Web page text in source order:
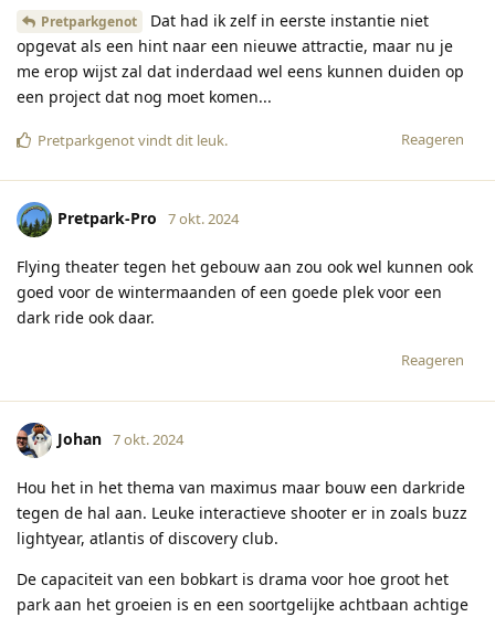
Pretparkgenot
Dat had ik zelf in eerste instantie niet
opgevat als een hint naar een nieuwe attractie, maar nu je
me erop wijst zal dat inderdaad wel eens kunnen duiden op
een project dat nog moet komen...
Reageren
Pretparkgenotvindt dit leuk.
Pretpark-Pro 7 okt. 2024
Flying theater tegen het gebouw aan zou ook wel kunnen ook
goed voor de wintermaanden of een goede plek voor een
dark ride ook daar.
Reageren
Johan 7 okt. 2024
Hou het in het thema van maximus maar bouw een darkride
tegen de hal aan. Leuke interactieve shooter er in zoals buzz
lightyear, atlantis of discovery club.
De capaciteit van een bobkart is drama voor hoe groot het
park aan het groeien is en een soortgelijke achtbaan achtige